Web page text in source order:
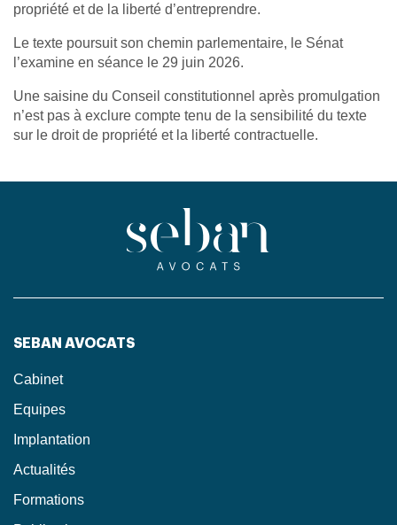
propriété et de la liberté d’entreprendre.
Le texte poursuit son chemin parlementaire, le Sénat
l’examine en séance le 29 juin 2026.
Une saisine du Conseil constitutionnel après promulgation
n’est pas à exclure compte tenu de la sensibilité du texte
sur le droit de propriété et la liberté contractuelle.
SEBAN AVOCATS
Cabinet
Equipes
Implantation
Actualités
Formations